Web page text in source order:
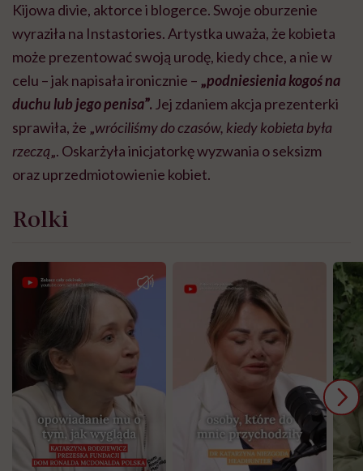
Kijowa divie, aktorce i blogerce. Swoje oburzenie
wyraziła na Instastories. Artystka uważa, że ​​kobieta
może prezentować swoją urodę, kiedy chce, a nie w
celu – jak napisała ironicznie – „podniesienia kogoś na
duchu lub jego penisa”. Jej zdaniem akcja prezenterki
sprawiła, że „wróciliśmy do czasów, kiedy kobieta była
rzeczą„. Oskarżyła inicjatorkę wyzwania o seksizm
oraz uprzedmiotowienie kobiet.
Rolki